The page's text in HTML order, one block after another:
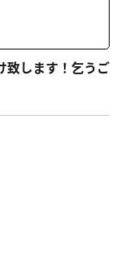
致します！乞うご